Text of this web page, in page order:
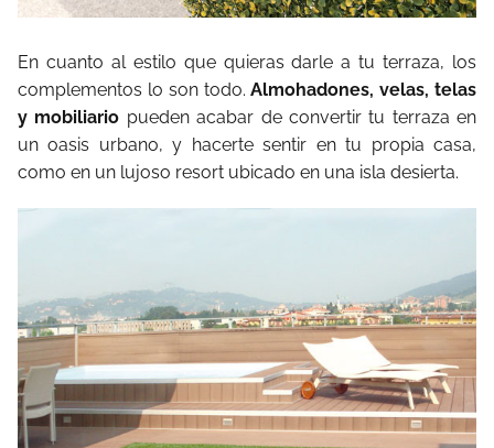
En cuanto al estilo que quieras darle a tu terraza, los
complementos lo son todo.Almohadones, velas, telas
y mobiliario pueden acabar de convertir tu terraza en
un oasis urbano, y hacerte sentir en tu propia casa,
como en un lujoso resort ubicado en una isla desierta.